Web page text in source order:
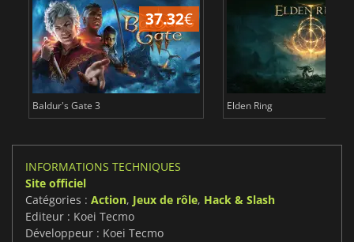
37.32€
Baldur's Gate 3 Elden Ring
INFORMATIONS TECHNIQUES
Site officiel
Catégories : Action, Jeux de rôle, Hack & Slash
Editeur : Koei Tecmo
Développeur : Koei Tecmo